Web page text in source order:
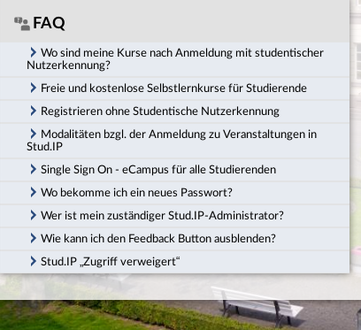
FAQ
Wo sind meine Kurse nach Anmeldung mit studentischer
Nutzerkennung?
Freie und kostenlose Selbstlernkurse für Studierende
Registrieren ohne Studentische Nutzerkennung
Modalitäten bzgl. der Anmeldung zu Veranstaltungen in
Stud.IP
Single Sign On - eCampus für alle Studierenden
Wo bekomme ich ein neues Passwort?
Wer ist mein zuständiger Stud.IP-Administrator?
Wie kann ich den Feedback Button ausblenden?
Stud.IP „Zugriff verweigert“